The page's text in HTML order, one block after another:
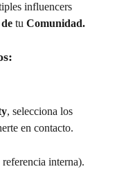
influencers
tu Comunidad.
, selecciona los
en contacto.
referencia interna).